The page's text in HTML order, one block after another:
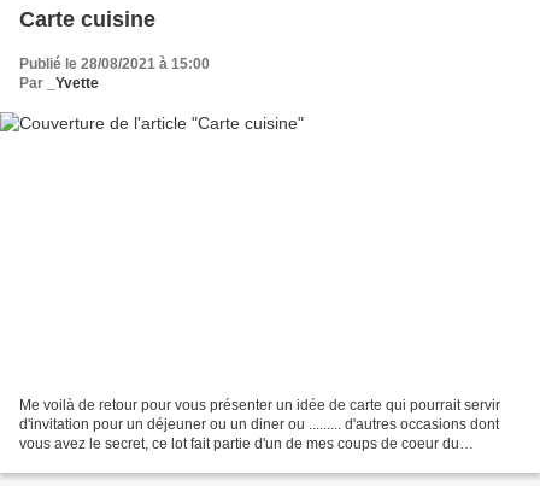
Carte cuisine
Publié le 28/08/2021 à 15:00
Par
_Yvette
Me voilà de retour pour vous présenter un idée de carte qui pourrait servir
d'invitation pour un déjeuner ou un diner ou ......... d'autres occasions dont
vous avez le secret, ce lot fait partie d'un de mes coups de coeur du